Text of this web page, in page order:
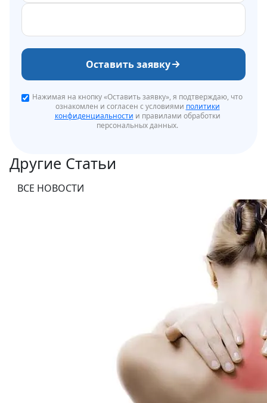
Оставить заявку
Нажимая на кнопку «Оставить заявку», я подтверждаю, что
ознакомлен и согласен с условиями политики
конфиденциальности и правилами обработки
персональных данных.
Другие Статьи
ВСЕ НОВОСТИ